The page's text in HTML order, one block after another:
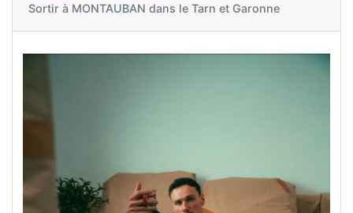
Sortir à MONTAUBAN dans le Tarn et Garonne